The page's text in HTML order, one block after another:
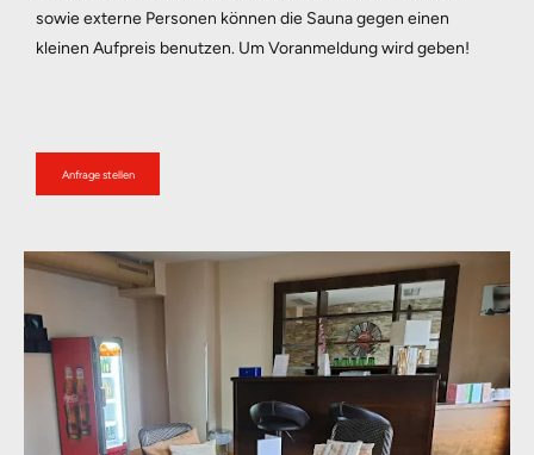
sowie externe Personen können die Sauna gegen einen
kleinen Aufpreis benutzen. Um Voranmeldung wird geben!
Anfrage stellen